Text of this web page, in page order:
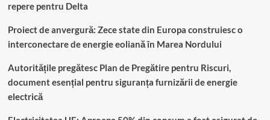
repere pentru Delta
Proiect de anvergură: Zece state din Europa construiesc o
interconectare de energie eoliană în Marea Nordului
Autoritățile pregătesc Plan de Pregătire pentru Riscuri,
document esențial pentru siguranța furnizării de energie
electrică